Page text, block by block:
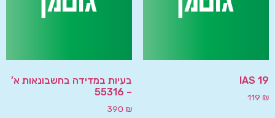
IAS 19
119 ₪
בעיות במדידה בחשבונאות א’
– 55316
390 ₪